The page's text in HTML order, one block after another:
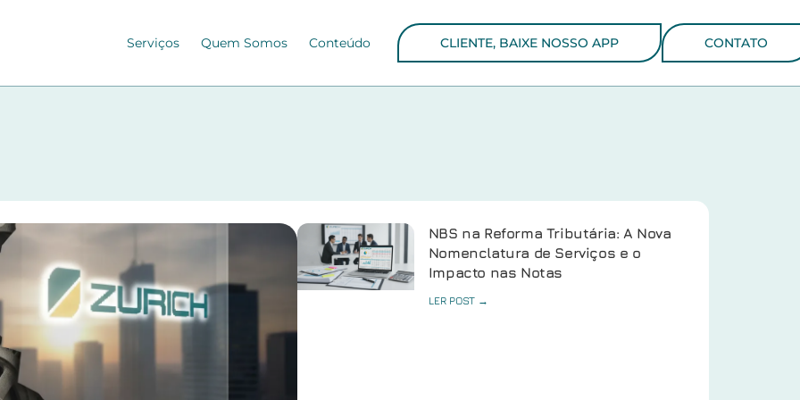
Serviços Quem Somos Conteúdo CLIENTE, BAIXE NOSSO APP CONTATO
NBS na Reforma Tributária: A Nova
Nomenclatura de Serviços e o
Impacto nas Notas
LER POST →